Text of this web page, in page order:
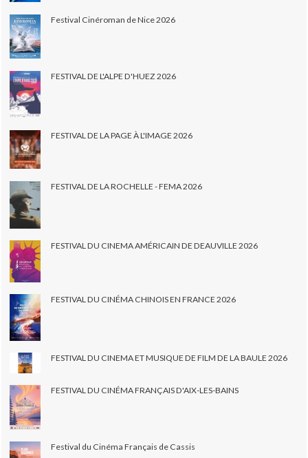
Festival Cinéroman de Nice 2026
FESTIVAL DE L'ALPE D'HUEZ 2026
FESTIVAL DE LA PAGE À L'IMAGE 2026
FESTIVAL DE LA ROCHELLE - FEMA 2026
FESTIVAL DU CINEMA AMÉRICAIN DE DEAUVILLE 2026
FESTIVAL DU CINÉMA CHINOIS EN FRANCE 2026
FESTIVAL DU CINEMA ET MUSIQUE DE FILM DE LA BAULE 2026
FESTIVAL DU CINÉMA FRANÇAIS D'AIX-LES-BAINS
Festival du Cinéma Français de Cassis